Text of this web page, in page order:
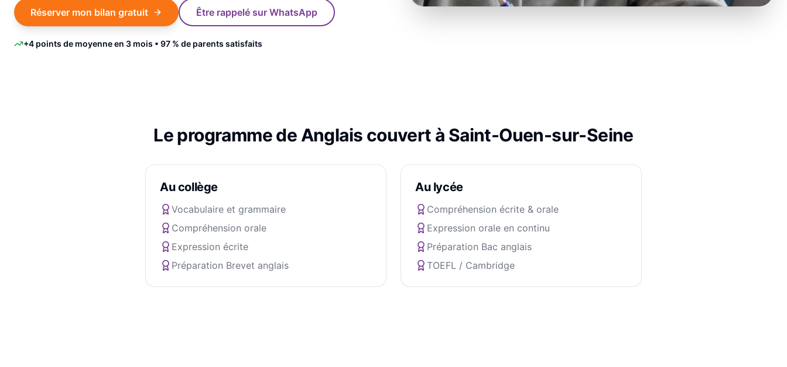
Réserver mon bilan gratuit Être rappelé sur WhatsApp
+4 points de moyenne en 3 mois • 97 % de parents satisfaits
Le programme de Anglais couvert à Saint-Ouen-sur-Seine
Au collège
Vocabulaire et grammaire
Compréhension orale
Expression écrite
Préparation Brevet anglais
Au lycée
Compréhension écrite & orale
Expression orale en continu
Préparation Bac anglais
TOEFL / Cambridge